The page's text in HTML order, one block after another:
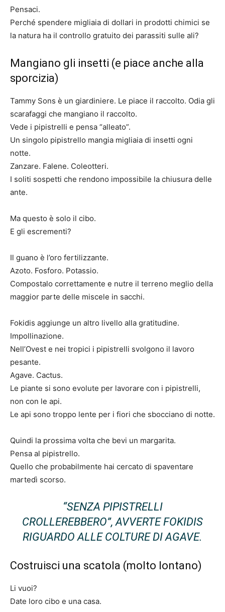
Pensaci.
Perché spendere migliaia di dollari in prodotti chimici se
la natura ha il controllo gratuito dei parassiti sulle ali?
Mangiano gli insetti (e piace anche alla
sporcizia)
Tammy Sons è un giardiniere. Le piace il raccolto. Odia gli
scarafaggi che mangiano il raccolto.
Vede i pipistrelli e pensa “alleato”.
Un singolo pipistrello mangia migliaia di insetti ogni
notte.
Zanzare. Falene. Coleotteri.
I soliti sospetti che rendono impossibile la chiusura delle
ante.
Ma questo è solo il cibo.
E gli escrementi?
Il guano è l’oro fertilizzante.
Azoto. Fosforo. Potassio.
Compostalo correttamente e nutre il terreno meglio della
maggior parte delle miscele in sacchi.
Fokidis aggiunge un altro livello alla gratitudine.
Impollinazione.
Nell’Ovest e nei tropici i pipistrelli svolgono il lavoro
pesante.
Agave. Cactus.
Le piante si sono evolute per lavorare con i pipistrelli,
non con le api.
Le api sono troppo lente per i fiori che sbocciano di notte.
Quindi la prossima volta che bevi un margarita.
Pensa al pipistrello.
Quello che probabilmente hai cercato di spaventare
martedì scorso.
“SENZA PIPISTRELLI
CROLLEREBBERO”, AVVERTE FOKIDIS
RIGUARDO ALLE COLTURE DI AGAVE.
Costruisci una scatola (molto lontano)
Li vuoi?
Date loro cibo e una casa.